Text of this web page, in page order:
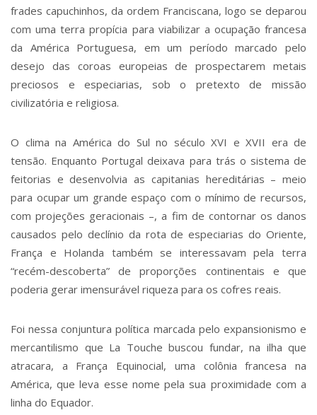
frades capuchinhos, da ordem Franciscana, logo se deparou
com uma terra propícia para viabilizar a ocupação francesa
da América Portuguesa, em um período marcado pelo
desejo das coroas europeias de prospectarem metais
preciosos e especiarias, sob o pretexto de missão
civilizatória e religiosa.
O clima na América do Sul no século XVI e XVII era de
tensão. Enquanto Portugal deixava para trás o sistema de
feitorias e desenvolvia as capitanias hereditárias – meio
para ocupar um grande espaço com o mínimo de recursos,
com projeções geracionais –, a fim de contornar os danos
causados pelo declínio da rota de especiarias do Oriente,
França e Holanda também se interessavam pela terra
“recém-descoberta” de proporções continentais e que
poderia gerar imensurável riqueza para os cofres reais.
Foi nessa conjuntura política marcada pelo expansionismo e
mercantilismo que La Touche buscou fundar, na ilha que
atracara, a França Equinocial, uma colônia francesa na
América, que leva esse nome pela sua proximidade com a
linha do Equador.